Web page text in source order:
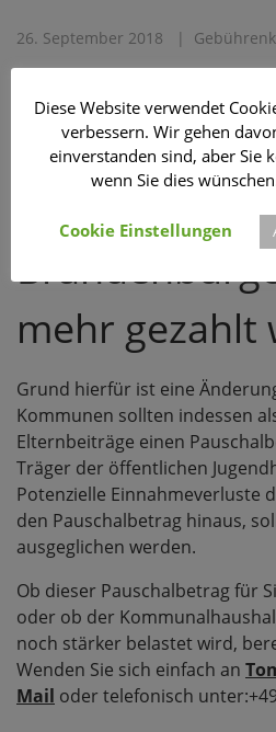
26. September 2018
Seit dem
muss für
Jahr kein
mehr gezahlt
Grund hierfür ist eine
Kommunen sollten indessen
Elternbeiträge einen
Träger der öffentlichen
Potenzielle Einnahmeverluste
den Pauschalbetrag hinaus,
ausgeglichen werden.
Ob dieser Pauschalbetrag für
oder ob der
noch stärker belastet wird,
Wenden Sie sich einfach an
Mail oder telefonisch
Diese Website verwendet
verbessern. Wir gehen
einverstanden sind, aber Sie
wenn Sie dies
Cookie Einstellungen